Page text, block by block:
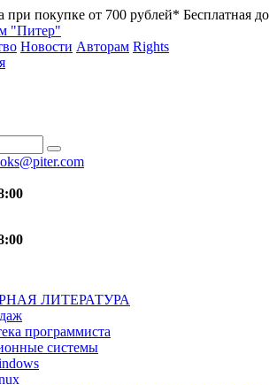
при покупке от 700 рублей* Бесплатная
Новости Авторам Rights
ЛИТЕРАТУРА
программиста
системы